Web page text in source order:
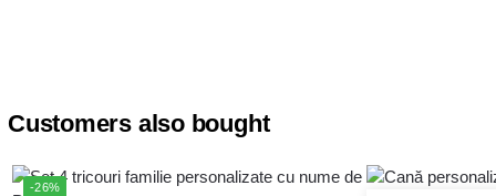
Customers also bought
-26%